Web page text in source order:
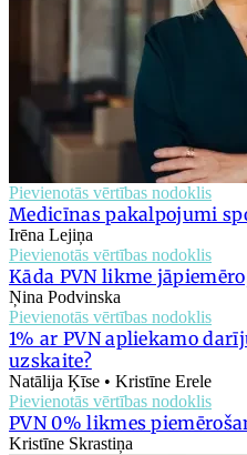
Pievienotās vērtības nodoklis
Medicīnas pakalpojumi
Irēna Lejiņa
Pievienotās vērtības nodoklis
Kāda PVN likme
Ņina Podvinska
Pievienotās vērtības nodoklis
1% ar PVN apliekamo
uzskaite?
Natālija Ķīse • Kristīne Erele
Pievienotās vērtības nodoklis
PVN 0% likmes
Kristīne Skrastiņa